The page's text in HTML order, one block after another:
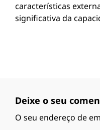
características
significativa da
Deixe o seu
O seu endereço de